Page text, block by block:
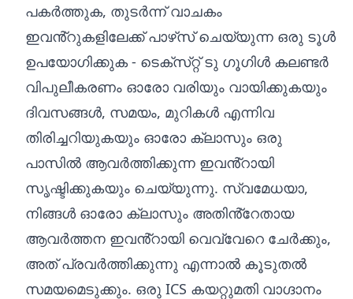
പകർത്തുക, തുടർന്ന് വാചകം
ഇവൻ്റുകളിലേക്ക് പാഴ്‌സ് ചെയ്യുന്ന ഒരു ടൂൾ
ഉപയോഗിക്കുക - ടെക്‌സ്‌റ്റ് ടു ഗൂഗിൾ കലണ്ടർ
വിപുലീകരണം ഓരോ വരിയും വായിക്കുകയും
ദിവസങ്ങൾ, സമയം, മുറികൾ എന്നിവ
തിരിച്ചറിയുകയും ഓരോ ക്ലാസും ഒരു
പാസിൽ ആവർത്തിക്കുന്ന ഇവൻ്റായി
സൃഷ്ടിക്കുകയും ചെയ്യുന്നു. സ്വമേധയാ,
നിങ്ങൾ ഓരോ ക്ലാസും അതിൻ്റേതായ
ആവർത്തന ഇവൻ്റായി വെവ്വേറെ ചേർക്കും,
അത് പ്രവർത്തിക്കുന്നു എന്നാൽ കൂടുതൽ
സമയമെടുക്കും. ഒരു ICS കയറ്റുമതി വാഗ്ദാനം